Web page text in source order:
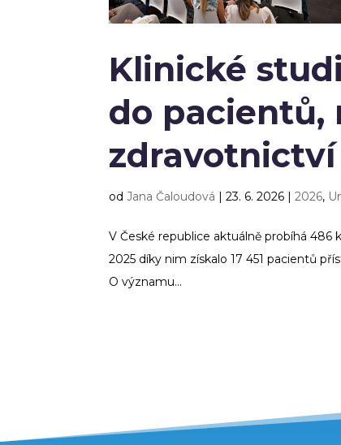
Klinické
do pacientů,
zdravotnictví
odJana Čaloudová |23. 6. 2026 |2026,
V České republice aktuálně probíhá
2025 díky nim získalo 17 451 pacientů
O významu...